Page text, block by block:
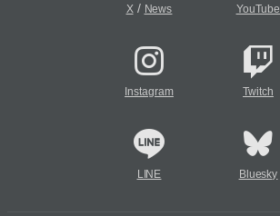
X/ News YouTube
Instagram Twitch
LINE Bluesky